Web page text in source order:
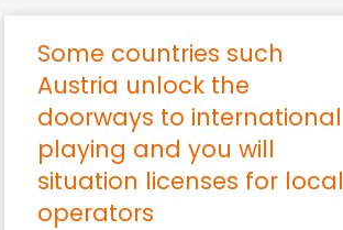
Some countries such
Austria unlock the
doorways to international
playing and you will
situation licenses for local
operators